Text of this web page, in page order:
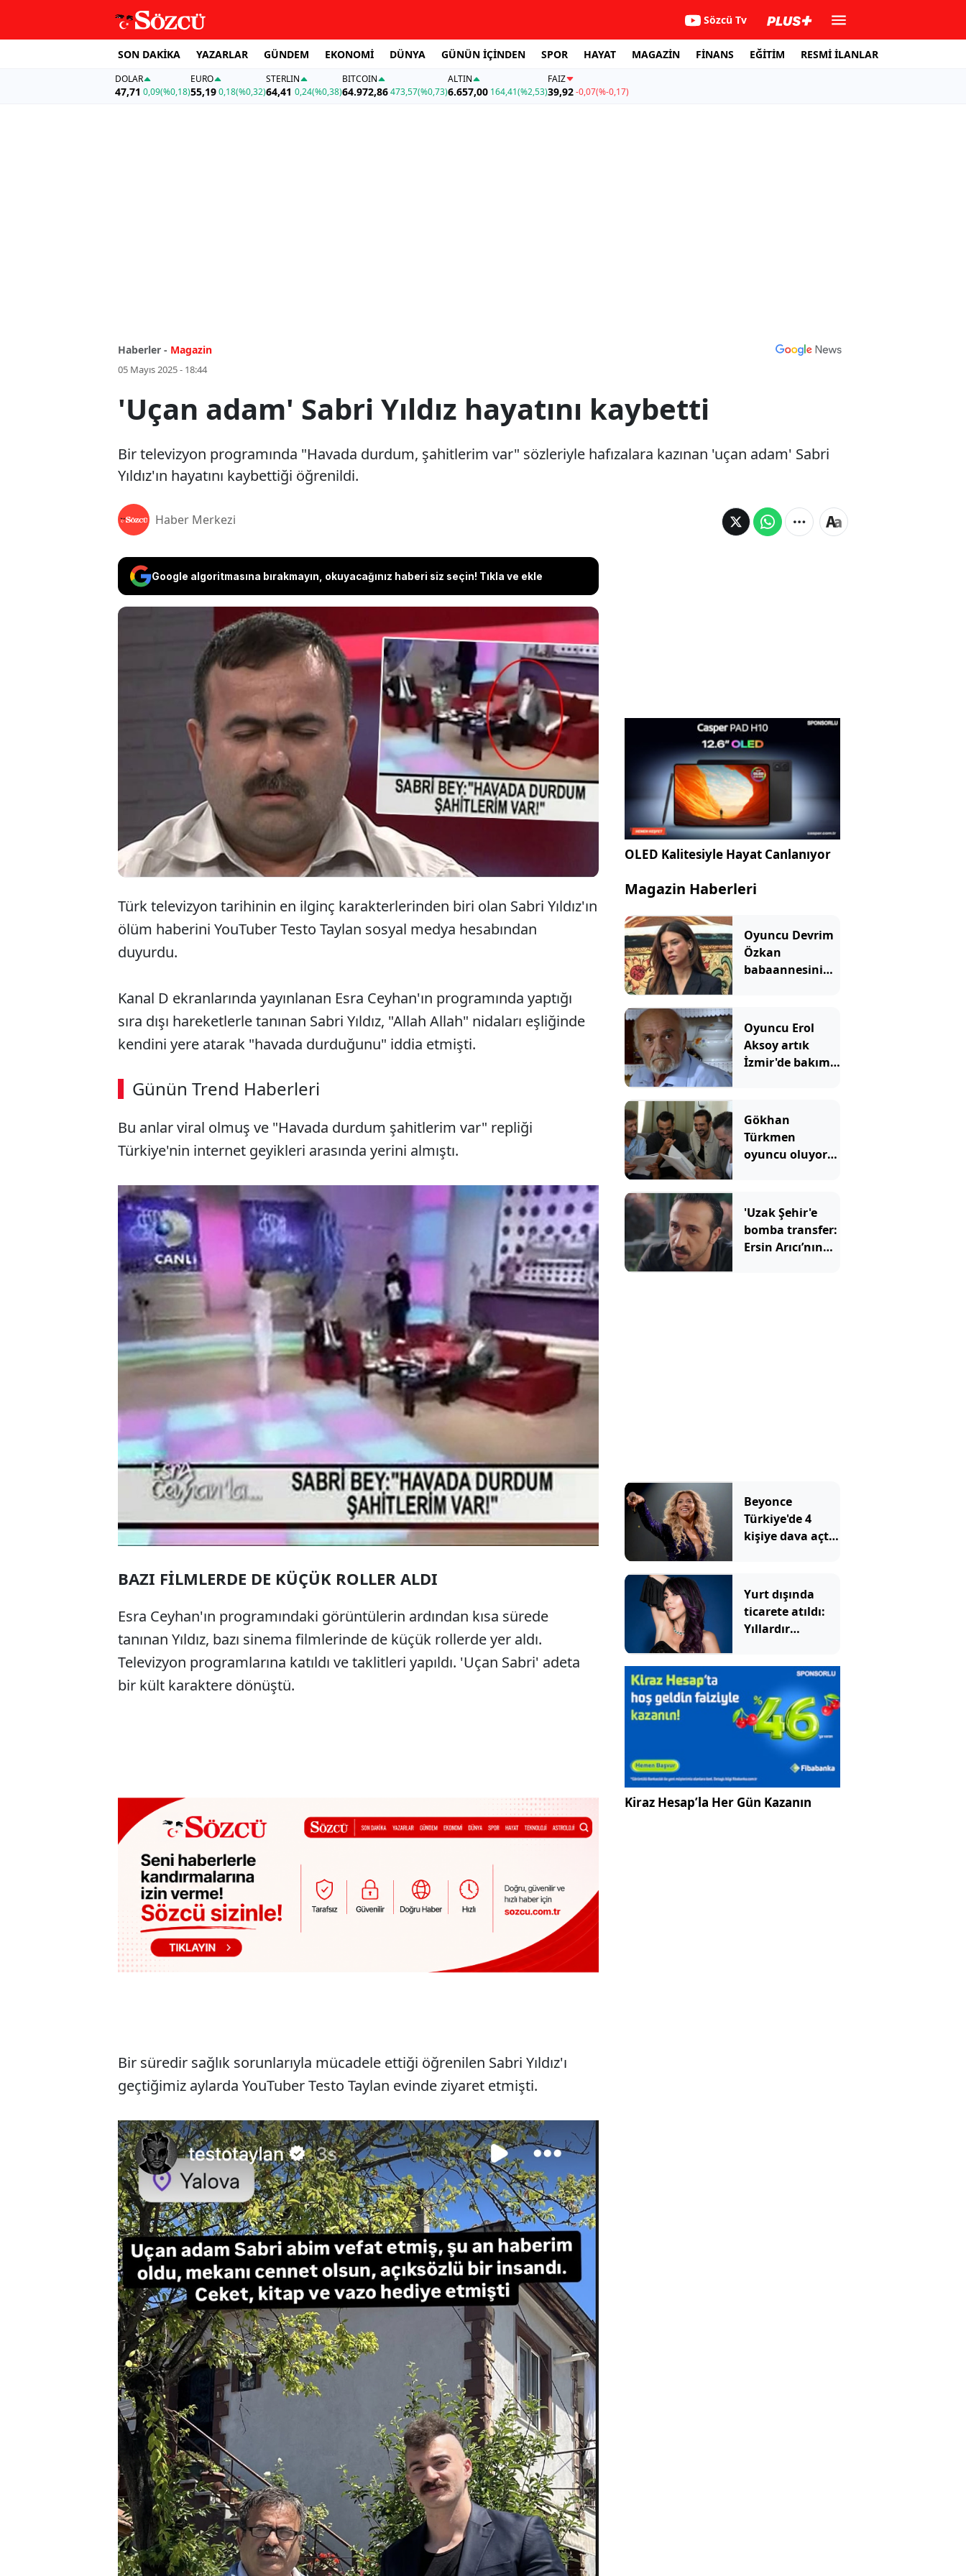
Sözcü Tv
SON DAKİKA YAZARLAR GÜNDEM EKONOMİ DÜNYA GÜNÜN İÇİNDEN SPOR HAYAT MAGAZİN FİNANS EĞİTİM RESMİ İLANLAR
DOLAR
47,71 0,09(%0,18)
EURO
55,19 0,18(%0,32)
STERLIN
64,41 0,24(%0,38)
BITCOIN
64.972,86473,57(%0,73)
ALTIN
6.657,00 164,41(%2,53)
FAİZ
39,92-0,07(%-0,17)
Haberler - Magazin
05 Mayıs 2025 - 18:44
'Uçan adam' Sabri Yıldız hayatını kaybetti
Bir televizyon programında "Havada durdum, şahitlerim var" sözleriyle hafızalara kazınan 'uçan adam' Sabri
Yıldız'ın hayatını kaybettiği öğrenildi.
Haber Merkezi
Google algoritmasına bırakmayın, okuyacağınız haberi siz seçin! Tıkla ve ekle
Bir televizyon programında "Havada durdum,
şahitlerim var" sözleriyle hafızalara kazınan 'uçan
adam' Sabri Yıldız'ın hayatını kaybettiği öğrenildi.
Türk televizyon tarihinin en ilginç karakterlerinden biri olan Sabri Yıldız'ın
ölüm haberini YouTuber Testo Taylan sosyal medya hesabından
duyurdu.
Kanal D ekranlarında yayınlanan Esra Ceyhan'ın programında yaptığı
sıra dışı hareketlerle tanınan Sabri Yıldız, "Allah Allah" nidaları eşliğinde
kendini yere atarak "havada durduğunu" iddia etmişti.
Günün Trend Haberleri
00:03 / 08:15
Bu anlar viral olmuş ve "Havada durdum şahitlerim var" repliği
Türkiye'nin internet geyikleri arasında yerini almıştı.
BAZI FİLMLERDE DE KÜÇÜK ROLLER ALDI
Esra Ceyhan'ın programındaki görüntülerin ardından kısa sürede
tanınan Yıldız, bazı sinema filmlerinde de küçük rollerde yer aldı.
Televizyon programlarına katıldı ve taklitleri yapıldı. 'Uçan Sabri' adeta
bir kült karaktere dönüştü.
Bir süredir sağlık sorunlarıyla mücadele ettiği öğrenilen Sabri Yıldız'ı
geçtiğimiz aylarda YouTuber Testo Taylan evinde ziyaret etmişti.
OLED Kalitesiyle Hayat Canlanıyor
Magazin Haberleri
Oyuncu Devrim
Özkan
babaannesini
Oyuncu Erol
Aksoy artık
İzmir'de bakım
Osman
amcasının son
hali ortaya çıktı
Gökhan
Türkmen
oyuncu oluyor:
katıldı
'Uzak Şehir'e
bomba transfer:
Ersin Arıcı’nın
Beyonce
Türkiye'de 4
kişiye dava açtı:
Yurt dışında
ticarete atıldı:
Yıllardır
eşyalarıyla para
kazanıyor
Kiraz Hesap’la Her Gün Kazanın